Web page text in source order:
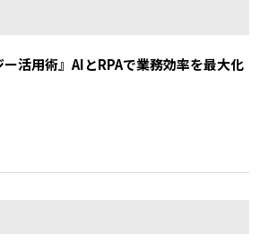
ー活用術』AIとRPAで業務効率を最大化